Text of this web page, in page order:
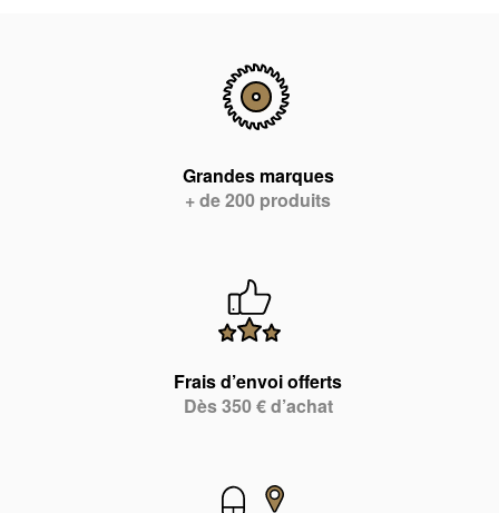
Grandes marques
+ de 200 produits
Frais d’envoi offerts
Dès 350 € d’achat